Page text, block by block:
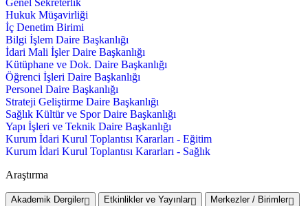
Genel Sekreterlik
Hukuk Müşavirliği
İç Denetim Birimi
Bilgi İşlem Daire Başkanlığı
İdari Mali İşler Daire Başkanlığı
Kütüphane ve Dok. Daire Başkanlığı
Öğrenci İşleri Daire Başkanlığı
Personel Daire Başkanlığı
Strateji Geliştirme Daire Başkanlığı
Sağlık Kültür ve Spor Daire Başkanlığı
Yapı İşleri ve Teknik Daire Başkanlığı
Kurum İdari Kurul Toplantısı Kararları - Eğitim
Kurum İdari Kurul Toplantısı Kararları - Sağlık
Araştırma
Akademik Dergiler Etkinlikler ve Yayınlar
Merkezler / Birimler